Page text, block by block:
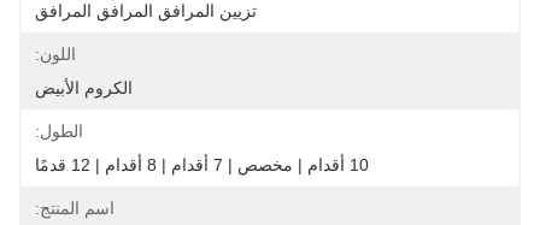
تزيين المرافق المرافق المرافق
اللون:
الكروم الأبيض
الطول:
10 أقدام | مخصص | 7 أقدام | 8 أقدام | 12 قدمًا
اسم المنتج: